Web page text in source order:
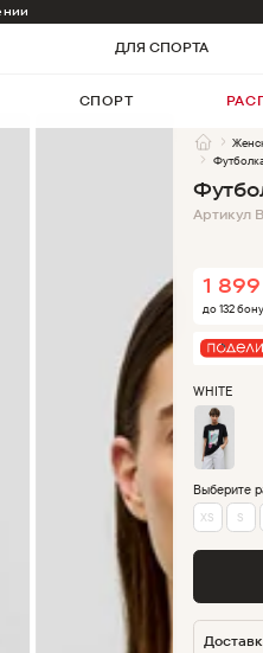
ДЛЯ СПОРТА
СПОРТ
Артикул
1 899
до132
WHITE
Выберите
XS
S